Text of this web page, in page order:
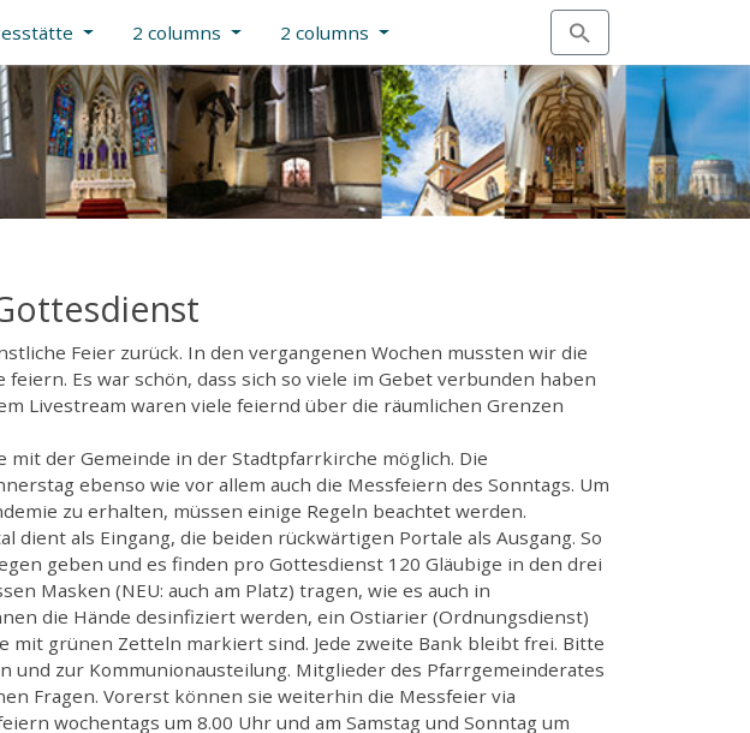
2 columns 2 columns
Feier zurück. In den vergangenen Wochen mussten wir die
Es war schön, dass sich so viele im Gebet verbunden haben
Livestream waren viele feiernd über die räumlichen Grenzen
mit der Gemeinde in der Stadtpfarrkirche möglich. Die
ebenso wie vor allem auch die Messfeiern des Sonntags. Um
zu erhalten, müssen einige Regeln beachtet werden.
dient als Eingang, die beiden rückwärtigen Portale als Ausgang. So
geben und es finden pro Gottesdienst 120 Gläubige in den drei
Masken (NEU: auch am Platz) tragen, wie es auch in
die Hände desinfiziert werden, ein Ostiarier (Ordnungsdienst)
mit grünen Zetteln markiert sind. Jede zweite Bank bleibt frei. Bitte
und zur Kommunionausteilung. Mitglieder des Pfarrgemeinderates
Fragen. Vorerst können sie weiterhin die Messfeier via
wochentags um 8.00 Uhr und am Samstag und Sonntag um